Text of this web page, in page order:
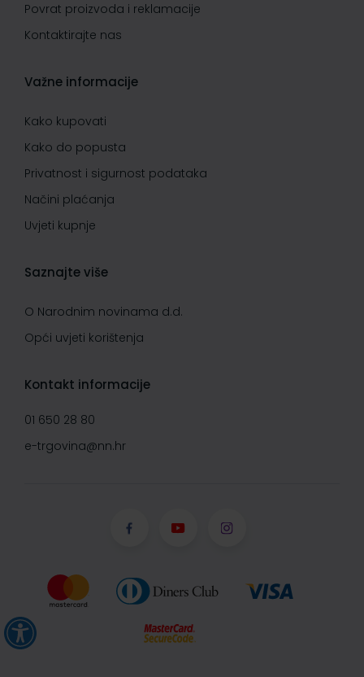
Povrat proizvoda i reklamacije
Kontaktirajte nas
Važne informacije
Kako kupovati
Kako do popusta
Privatnost i sigurnost podataka
Načini plaćanja
Uvjeti kupnje
Saznajte više
O Narodnim novinama d.d.
Opći uvjeti korištenja
Kontakt informacije
01 650 28 80
e-trgovina@nn.hr